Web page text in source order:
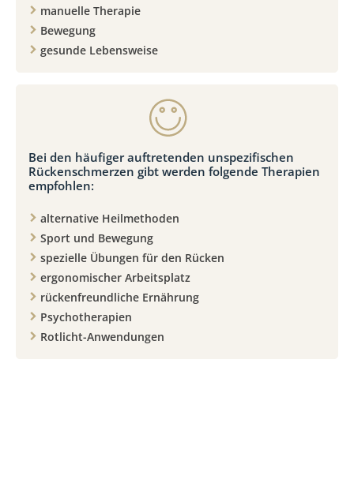
manuelle Therapie
Bewegung
gesunde Lebensweise
Bei den häufiger auftretenden unspezifischen
Rückenschmerzen gibt werden folgende Therapien
empfohlen:
alternative Heilmethoden
Sport und Bewegung
spezielle Übungen für den Rücken
ergonomischer Arbeitsplatz
rückenfreundliche Ernährung
Psychotherapien
Rotlicht-Anwendungen